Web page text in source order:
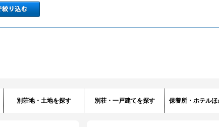
別荘地・土地を探す 別荘・一戸建てを探す 保養所・ホテルほ